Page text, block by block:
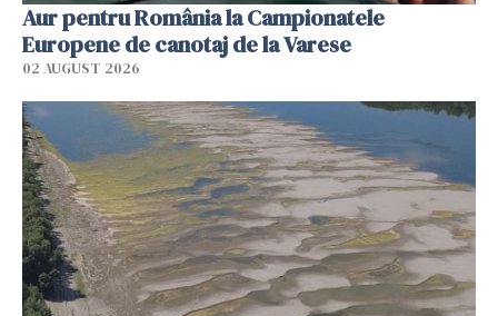
Aur pentru România la Campionatele
Europene de canotaj de la Varese
02 AUGUST 2026